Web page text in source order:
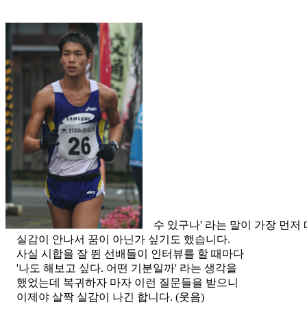
수 있구나' 라는 말이 가장 먼저
실감이 안나서 꿈이 아닌가 싶기도 했습니다.
사실 시합을 잘 뛴 선배들이 인터뷰를 할 때마다
'나도 해보고 싶다. 어떤 기분일까' 라는 생각을
했었는데 복귀하자 마자 이런 질문들을 받으니
이제야 살짝 실감이 나긴 합니다. (웃음)